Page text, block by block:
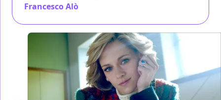
Francesco Alò